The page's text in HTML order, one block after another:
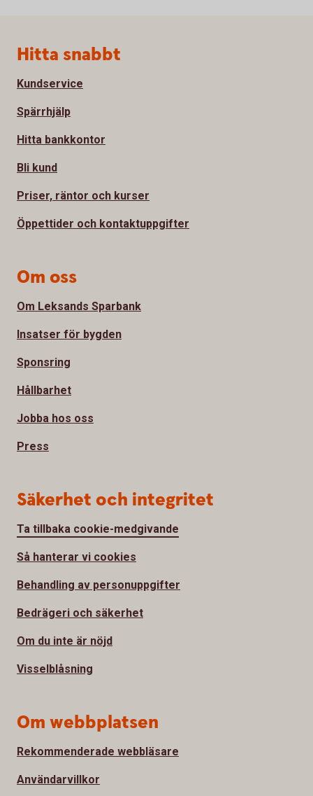
Sidfot
Hitta snabbt
Kundservice
Spärrhjälp
Hitta bankkontor
Bli kund
Priser, räntor och kurser
Öppettider och kontaktuppgifter
Om oss
Om Leksands Sparbank
Insatser för bygden
Sponsring
Hållbarhet
Jobba hos oss
Press
Säkerhet och integritet
Ta tillbaka cookie-medgivande
Så hanterar vi cookies
Behandling av personuppgifter
Bedrägeri och säkerhet
Om du inte är nöjd
Visselblåsning
Om webbplatsen
Rekommenderade webbläsare
Användarvillkor